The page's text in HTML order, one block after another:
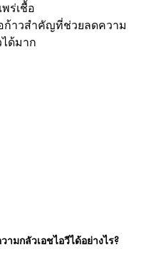
ร่เชื้อ
ก้าวสำคัญที่ช่วยลดความ
ด้มาก
ามกลัวเอชไอวีได้อย่างไร?